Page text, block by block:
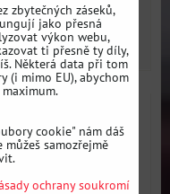
SPORT
SPORT - Omezuje
zbytečných záseků,
jako přesná
výkon webu,
ti přesně ty díly,
Některá data při tom
(i mimo EU), abychom
cookie" nám dáš
samozřejmě
ochrany soukromí